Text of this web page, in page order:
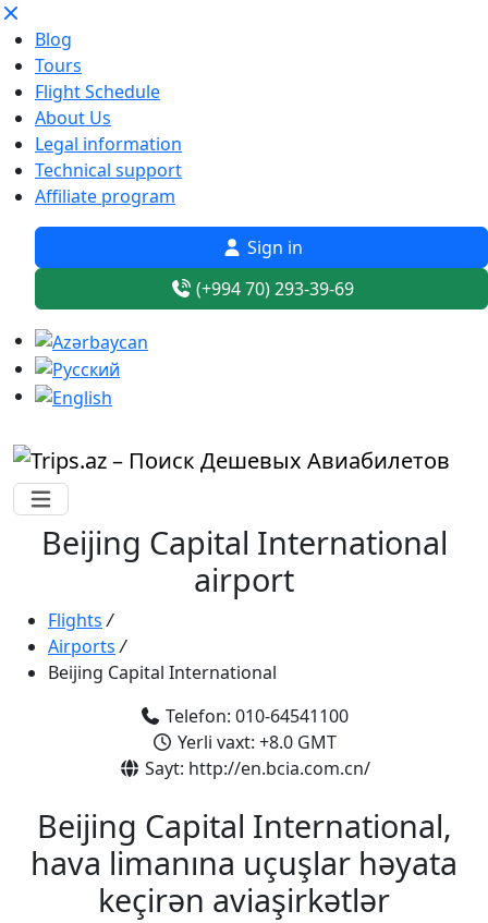
Blog
Tours
Flight Schedule
About Us
Legal information
Technical support
Affiliate program
Sign in
(+994 70) 293-39-69
Beijing Capital International
airport
Flights /
Airports /
Beijing Capital International
Telefon: 010-64541100
Yerli vaxt: +8.0 GMT
Sayt: http://en.bcia.com.cn/
Beijing Capital International,
hava limanına uçuşlar həyata
keçirən aviaşirkətlər